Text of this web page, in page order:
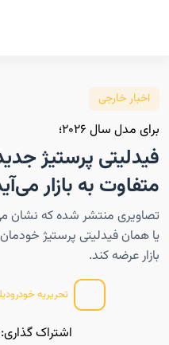
اخبار خارجی
برای مدل سال ۲۰۲۶؛
فیدلیتی پرستیژ
متفاوت به بازار
یا همان فیدلیتی پرستیژ
بازار عرضه کند.
تحریریه
اشتراک گذاری: